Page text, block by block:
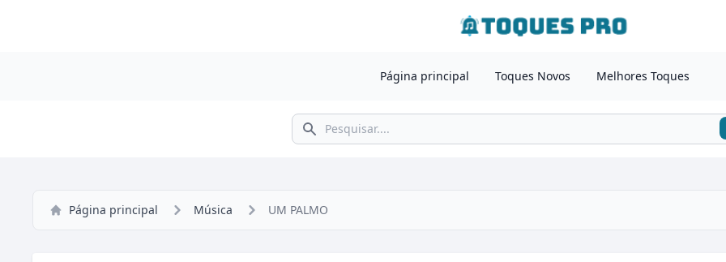
Página principal Toques Novos Melhores Toques
Pesquisar
Página principal Música UM PALMO